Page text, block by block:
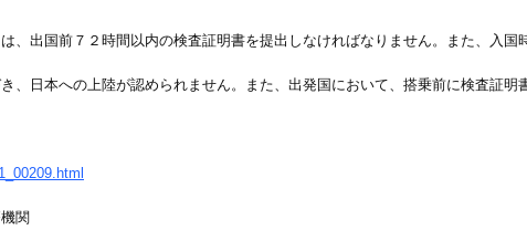
、出国前７２時間以内の検査証明書を提出しなければなりません。また、入国
、日本への上陸が認められません。また、出発国において、搭乗前に検査証明
関